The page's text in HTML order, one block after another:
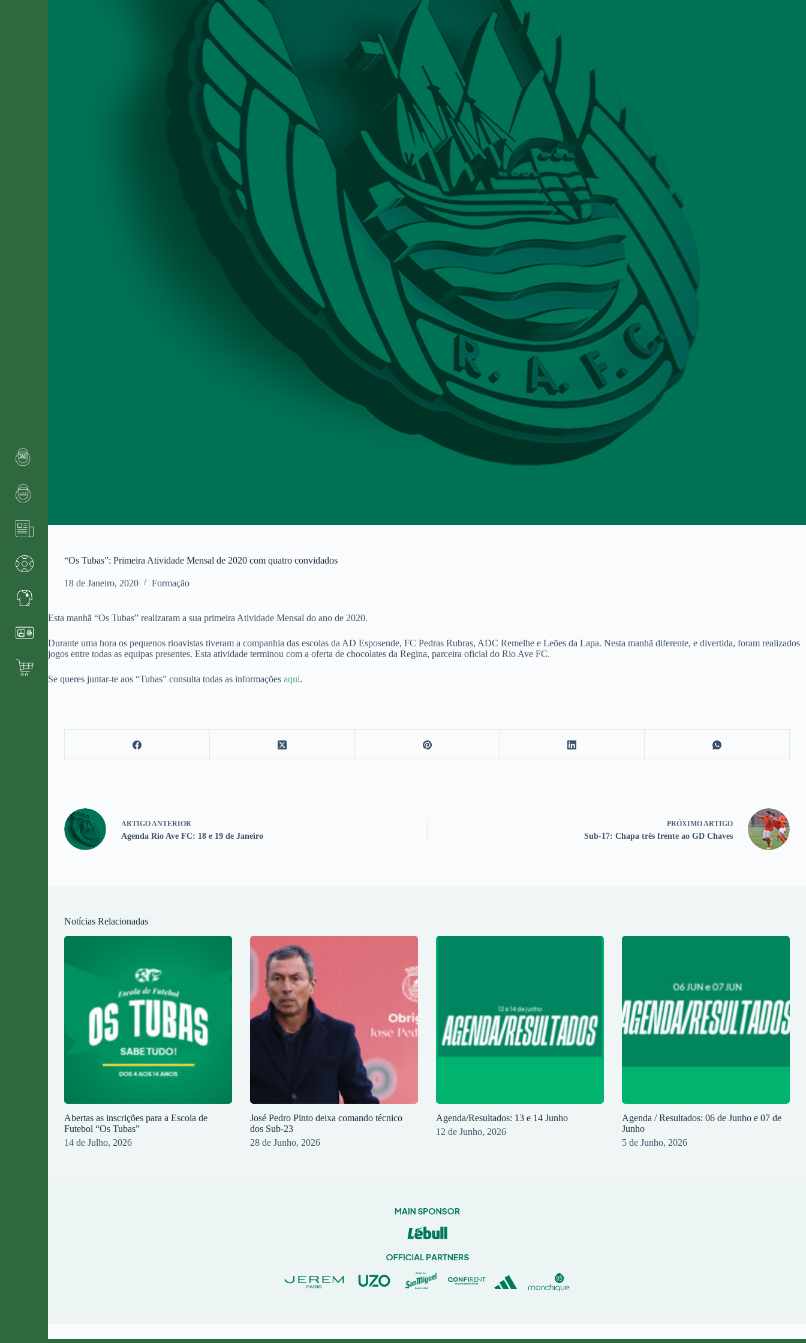
“Os Tubas”: Primeira Atividade Mensal de 2020 com quatro convidados
18 de Janeiro, 2020 Formação
Esta manhã “Os Tubas” realizaram a sua primeira Atividade Mensal do ano de 2020.
Durante uma hora os pequenos rioavistas tiveram a companhia das escolas da AD Esposende, FC Pedras Rubras, ADC Remelhe e Leões da Lapa. Nesta manhã diferente, e divertida, foram realizados
jogos entre todas as equipas presentes. Esta atividade terminou com a oferta de chocolates da Regina, parceira oficial do Rio Ave FC.
Se queres juntar-te aos “Tubas” consulta todas as informações aqui.
ARTIGO ANTERIOR
Agenda Rio Ave FC: 18 e 19 de Janeiro
PRÓXIMO ARTIGO
Sub-17: Chapa três frente ao GD Chaves
Notícias Relacionadas
Abertas as inscrições para a Escola de
Futebol “Os Tubas”
14 de Julho, 2026
José Pedro Pinto deixa comando técnico
dos Sub-23
28 de Junho, 2026
Agenda/Resultados: 13 e 14 Junho
12 de Junho, 2026
Agenda / Resultados: 06 de Junho e 07 de
Junho
5 de Junho, 2026